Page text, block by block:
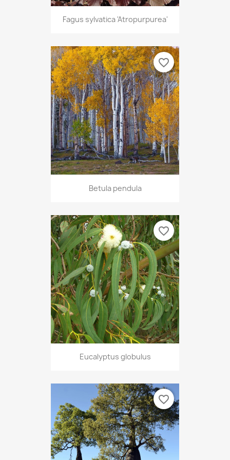
Fagus sylvatica 'Atropurpurea'
Betula pendula
favorite_border
Eucalyptus globulus
favorite_border
favorite_border